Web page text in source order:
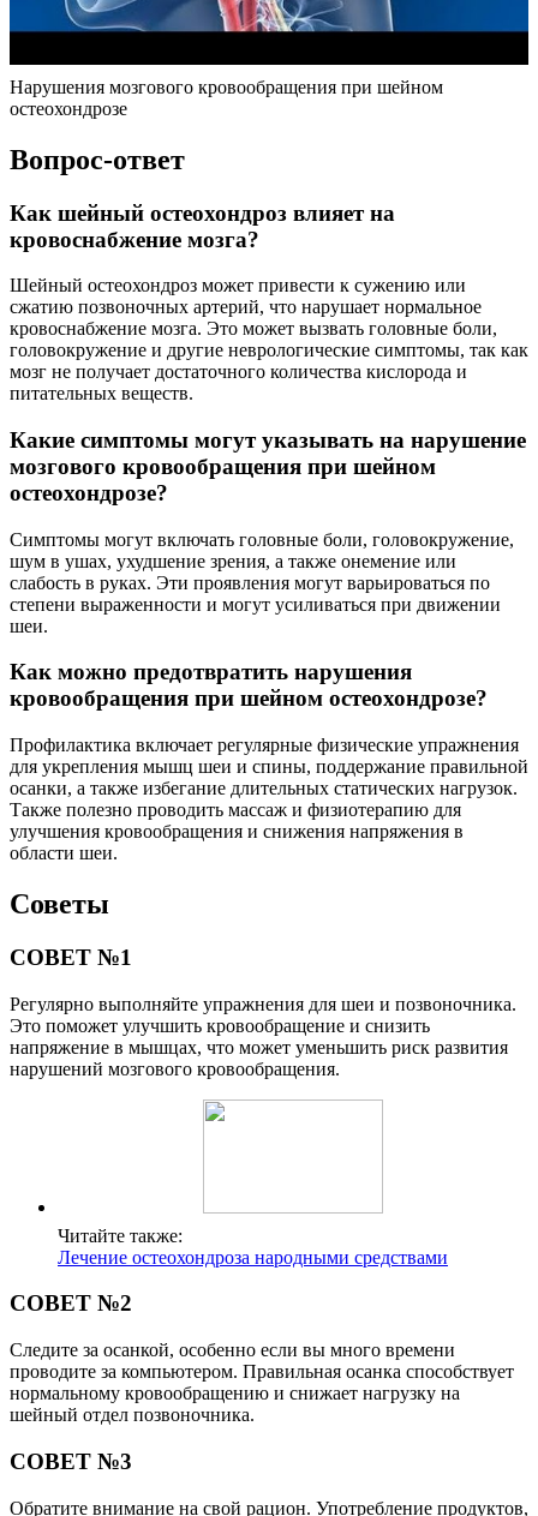
Нарушения мозгового кровообращения при шейном
остеохондрозе
Вопрос-ответ
Как шейный остеохондроз влияет на
кровоснабжение мозга?
Шейный остеохондроз может привести к сужению или
сжатию позвоночных артерий, что нарушает нормальное
кровоснабжение мозга. Это может вызвать головные боли,
головокружение и другие неврологические симптомы, так как
мозг не получает достаточного количества кислорода и
питательных веществ.
Какие симптомы могут указывать на нарушение
мозгового кровообращения при шейном
остеохондрозе?
Симптомы могут включать головные боли, головокружение,
шум в ушах, ухудшение зрения, а также онемение или
слабость в руках. Эти проявления могут варьироваться по
степени выраженности и могут усиливаться при движении
шеи.
Как можно предотвратить нарушения
кровообращения при шейном остеохондрозе?
Профилактика включает регулярные физические упражнения
для укрепления мышц шеи и спины, поддержание правильной
осанки, а также избегание длительных статических нагрузок.
Также полезно проводить массаж и физиотерапию для
улучшения кровообращения и снижения напряжения в
области шеи.
Советы
СОВЕТ №1
Регулярно выполняйте упражнения для шеи и позвоночника.
Это поможет улучшить кровообращение и снизить
напряжение в мышцах, что может уменьшить риск развития
нарушений мозгового кровообращения.
Читайте также:
Лечение остеохондроза народными средствами
СОВЕТ №2
Следите за осанкой, особенно если вы много времени
проводите за компьютером. Правильная осанка способствует
нормальному кровообращению и снижает нагрузку на
шейный отдел позвоночника.
СОВЕТ №3
Обратите внимание на свой рацион. Употребление продуктов,